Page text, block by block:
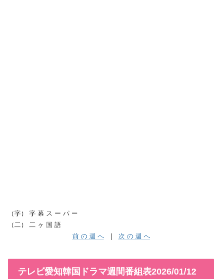
（字） 字 幕 ス ー パ ー
（二） 二 ヶ 国 語
前 の 週 へ| 次 の 週 へ
テレビ愛知韓国ドラマ週間番組表2026/01/12